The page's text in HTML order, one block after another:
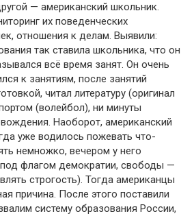
— американский школьник.
их поведенческих
отношения к делам. Выявили:
так ставила школьника, что он
всё время занят. Он очень
к занятиям, после занятий
читал литературу (оригинал
(волейбол), ни минуты
Наоборот, американский
уже водилось пожевать что-
немножко, вечером у него
флагом демократии, свободы —
строгость). Тогда американцы
причина. После этого поставили
систему образования России,